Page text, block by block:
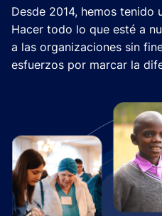
Desde 2014, hemos tenido
Hacer todo lo que esté a
a las organizaciones sin
esfuerzos por marcar la